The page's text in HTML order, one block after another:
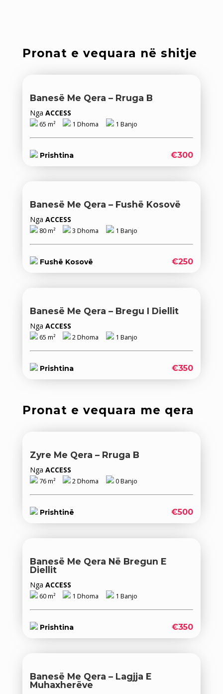
Pronat e vequara në shitje
Banesë Me Qera – Rruga B
Nga ACCESS
65 m² 1 Dhoma 1 Banjo
Prishtina €300
Banesë Me Qera – Fushë Kosovë
Nga ACCESS
80 m² 3 Dhoma 1 Banjo
Fushë Kosovë €250
Banesë Me Qera – Bregu I Diellit
Nga ACCESS
65 m² 2 Dhoma 1 Banjo
Prishtina €350
Pronat e vequara me qera
Zyre Me Qera – Rruga B
Nga ACCESS
76 m² 2 Dhoma 0 Banjo
Prishtinë €500
Banesë Me Qera Në Bregun E
Diellit
Nga ACCESS
60 m² 1 Dhoma 1 Banjo
Prishtina €350
Banesë Me Qera – Lagjja E
Muhaxherëve